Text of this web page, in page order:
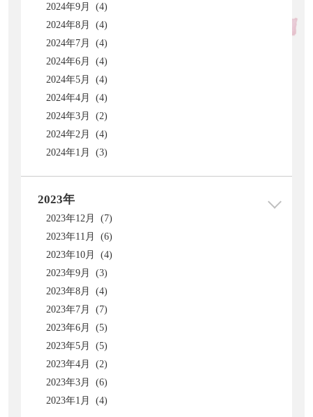
2024年9月 (4)
2024年8月 (4)
2024年7月 (4)
2024年6月 (4)
2024年5月 (4)
2024年4月 (4)
2024年3月 (2)
2024年2月 (4)
2024年1月 (3)
2023年
2023年12月 (7)
2023年11月 (6)
2023年10月 (4)
2023年9月 (3)
2023年8月 (4)
2023年7月 (7)
2023年6月 (5)
2023年5月 (5)
2023年4月 (2)
2023年3月 (6)
2023年1月 (4)